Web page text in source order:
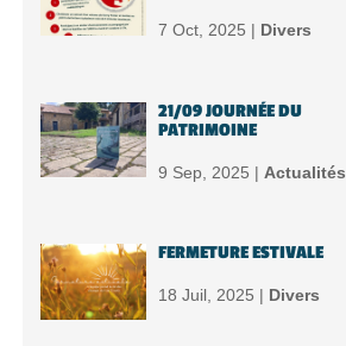
7 Oct, 2025 | Divers
21/09 JOURNÉE DU
PATRIMOINE
9 Sep, 2025 | Actualités
FERMETURE ESTIVALE
18 Juil, 2025 | Divers